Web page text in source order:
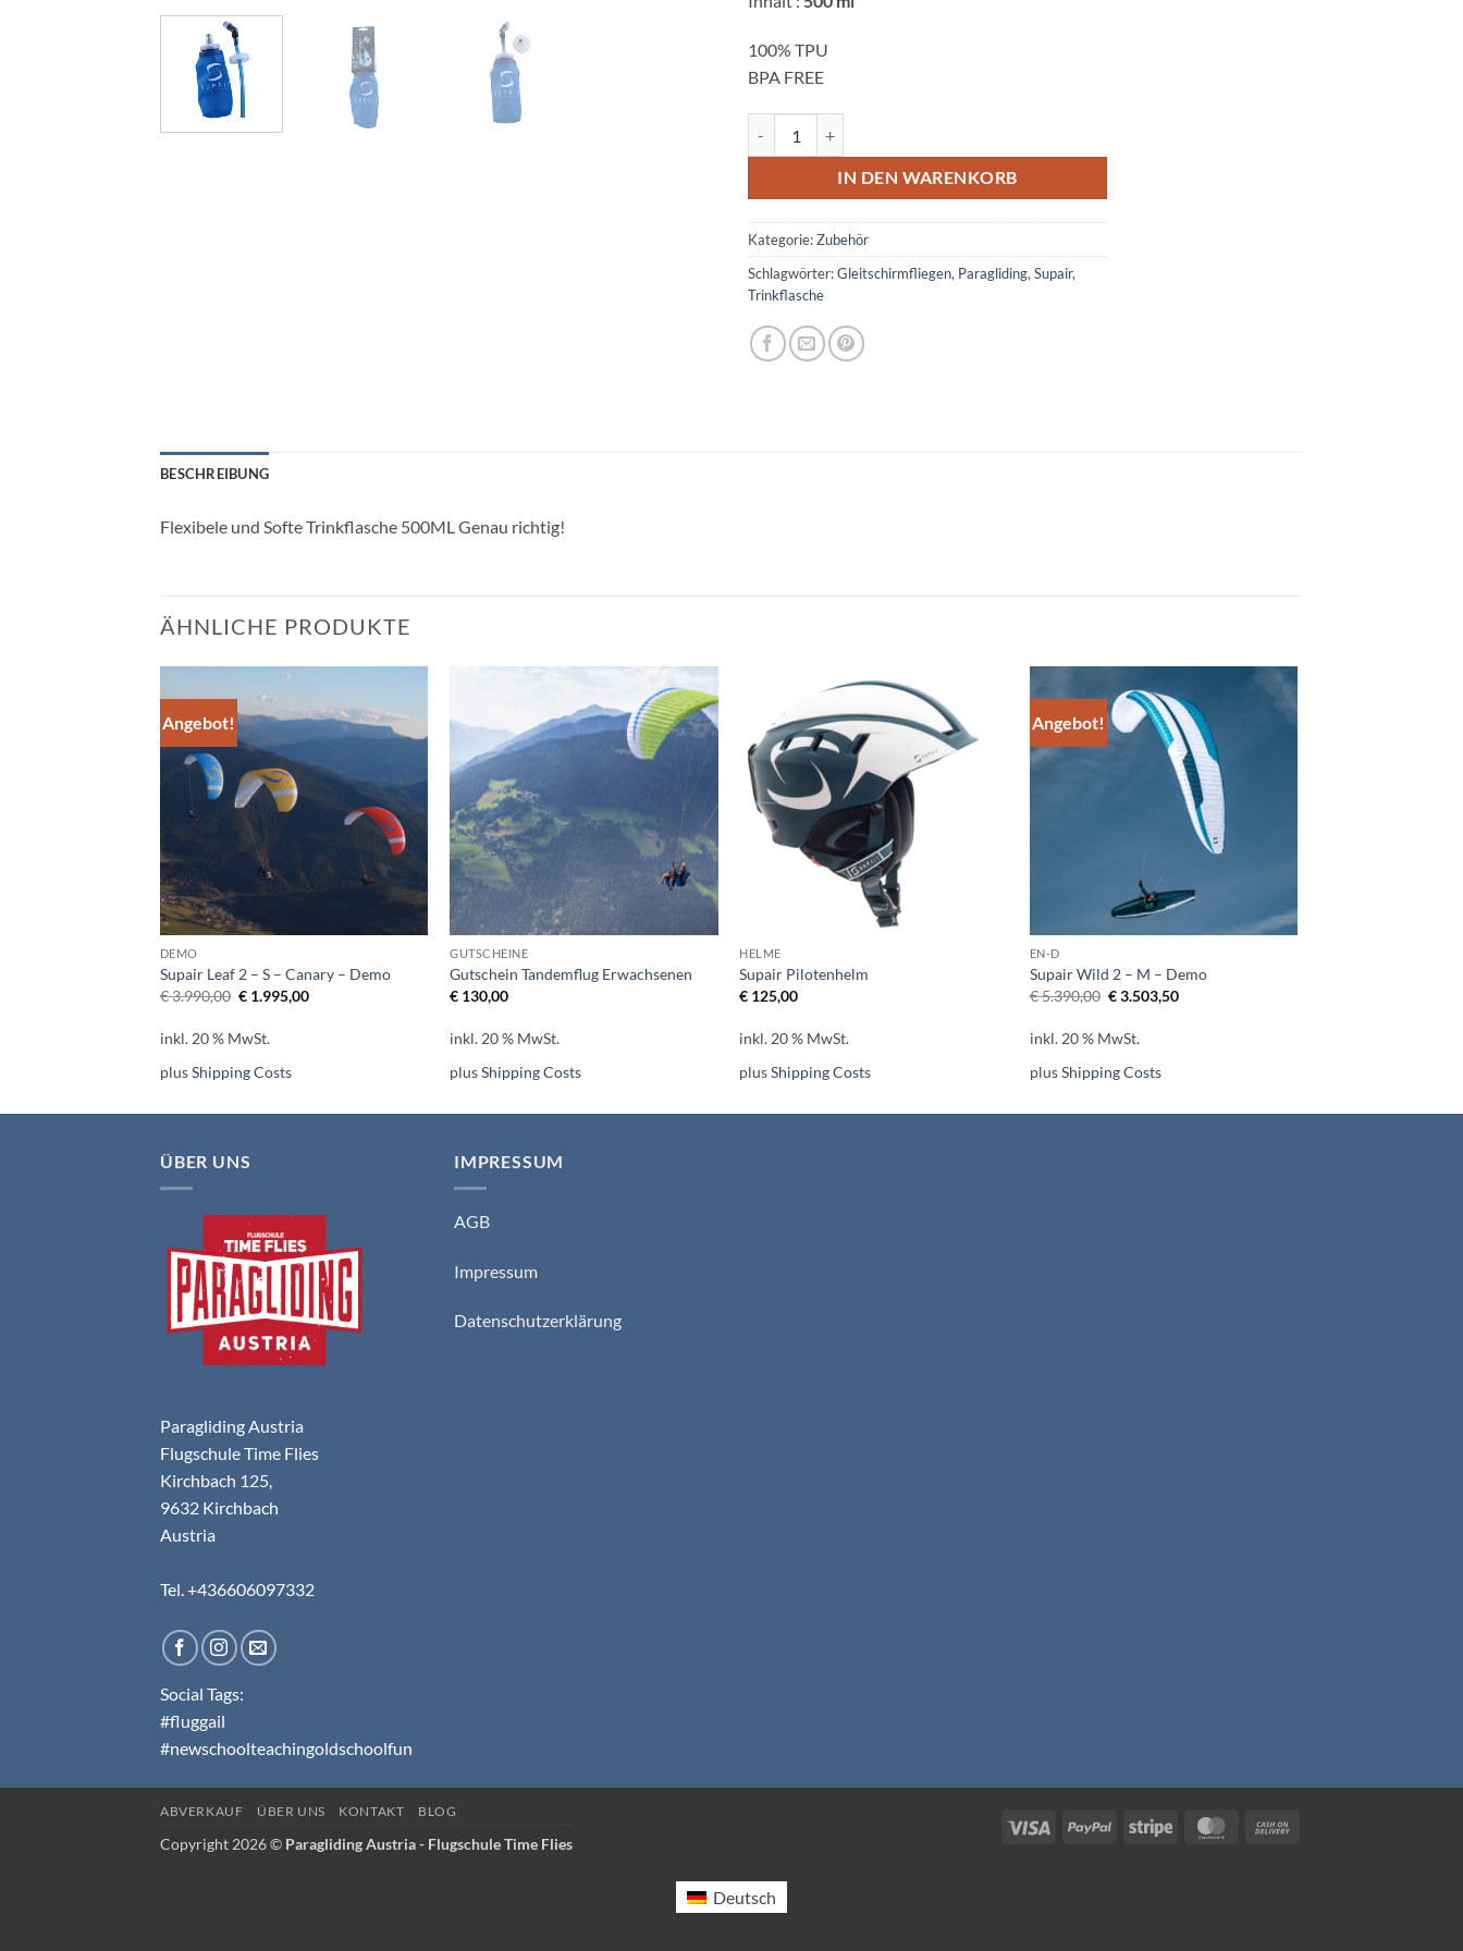
100% TPU
BPA FREE
IN DEN WARENKORB
Kategorie:Zubehör
Schlagwörter:Gleitschirmfliegen, Paragliding, Supair,
Trinkflasche
BESCHREIBUNG
Flexibele und Softe Trinkflasche 500ML Genau richtig!
ÄHNLICHE PRODUKTE
Angebot!
DEMO
Supair Leaf 2 – S – Canary – Demo
€3.990,00 Ursprünglicher
€ 3.990,00
€ 1.995,00Aktueller
inkl. 20 % MwSt.
plusShipping Costs
GUTSCHEINE
Gutschein Tandemflug Erwachsenen
€ 130,00
inkl. 20 % MwSt.
plusShipping Costs
HELME
Supair Pilotenhelm
€ 125,00
inkl. 20 % MwSt.
plusShipping Costs
Angebot!
EN-D
Supair Wild 2 – M – Demo
€5.390,00 Ursprünglicher
€ 5.390,00
€3.503,50Aktueller
inkl. 20 % MwSt.
plusShipping Costs
ÜBER UNS
Paragliding Austria
Flugschule Time Flies
Kirchbach 125,
9632 Kirchbach
Austria
Tel. +436606097332
Social Tags:
#fluggail
#newschoolteachingoldschoolfun
IMPRESSUM
AGB
Impressum
Datenschutzerklärung
Visa PayPal Stripe MasterCard
ABVERKAUF ÜBER UNS KONTAKT BLOG
Copyright 2026 © Paragliding Austria - Flugschule Time Flies
Deutsch